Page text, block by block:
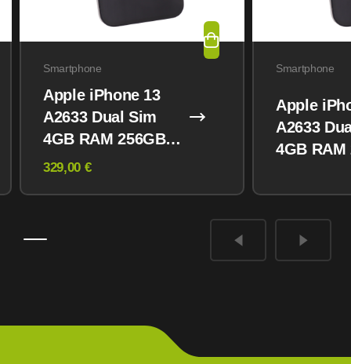
Smartphone
Apple iPhone 13
A2633 Dual Sim
4GB RAM 256GB
Midnight
329,00 €
Smartphone
Apple
A2633
4GB RAM